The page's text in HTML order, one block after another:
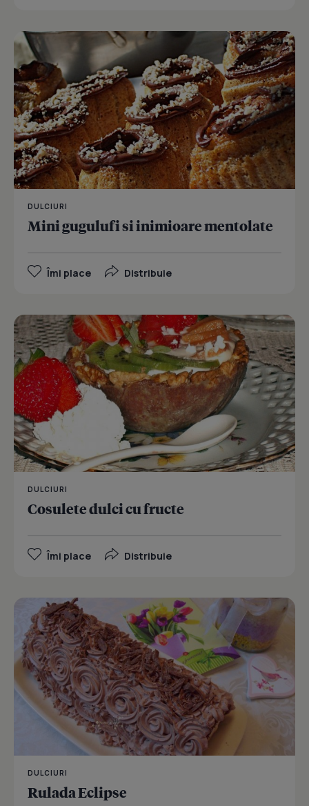
DULCIURI
Mini gugulufi si inimioare mentolate
Îmi place Distribuie
DULCIURI
Cosulete dulci cu fructe
Îmi place Distribuie
DULCIURI
Rulada Eclipse